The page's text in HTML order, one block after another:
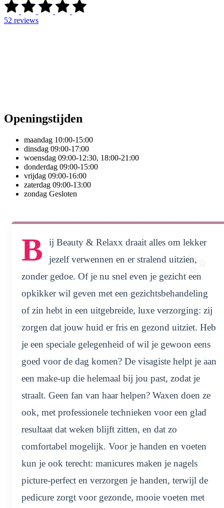
52 reviews
Openingstijden
maandag 10:00-15:00
dinsdag 09:00-17:00
woensdag 09:00-12:30, 18:00-21:00
donderdag 09:00-15:00
vrijdag 09:00-16:00
zaterdag 09:00-13:00
zondag Gesloten
B
ij Beauty & Relaxx draait alles om lekker
jezelf verwennen en er stralend uitzien,
zonder gedoe. Of je nu snel even je gezicht een
opkikker wil geven met een gezichtsbehandeling
of zin hebt in een uitgebreide, luxe verzorging: zij
zorgen dat jouw huid er fris en gezond uitziet. Heb
je een speciale gelegenheid of wil je gewoon eens
goed voor de dag komen? De visagiste helpt je aan
een make-up die helemaal bij jou past, zodat je
straalt. Geen fan van haar helpen? Waxen doen ze
ook, met professionele technieken voor een glad
resultaat dat weken blijft zitten, en dat zo
comfortabel mogelijk. Voor je handen en voeten
kun je ook terecht: manicures maken je nagels
picture-perfect en verzorgen je handen, terwijl de
pedicure zorgt voor gezonde, mooie voeten met